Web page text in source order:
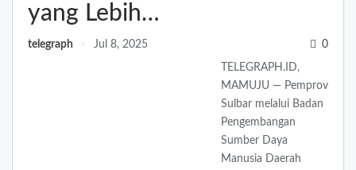
yang Lebih…
telegraph Jul 8, 2025 0
TELEGRAPH.ID,
MAMUJU — Pemprov
Sulbar melalui Badan
Pengembangan
Sumber Daya
Manusia Daerah